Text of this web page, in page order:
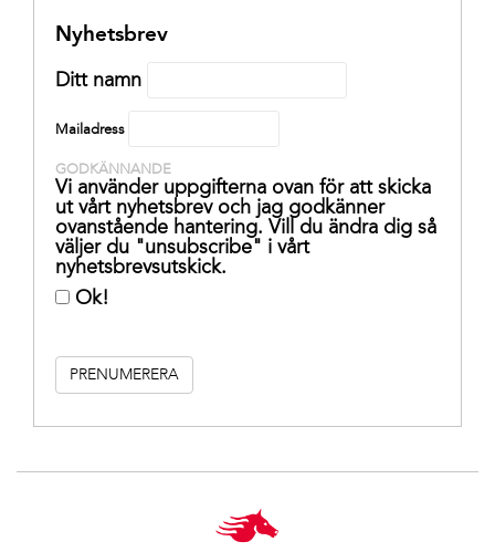
Nyhetsbrev
Ditt namn
Mailadress
GODKÄNNANDE
Vi använder uppgifterna ovan för att skicka
ut vårt nyhetsbrev och jag godkänner
ovanstående hantering. Vill du ändra dig så
väljer du "unsubscribe" i vårt
nyhetsbrevsutskick.
Ok!